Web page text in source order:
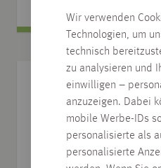
Wir verwenden
Technologien, um
technisch
zu analysieren und
einwilligen –
anzuzeigen. Dabei
mobile Werbe-IDs
personalisierte als
personalisierte